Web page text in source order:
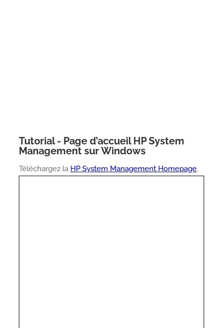
Tutorial - Page d’accueil HP System
Management sur Windows
Téléchargez la HP System Management Homepage.